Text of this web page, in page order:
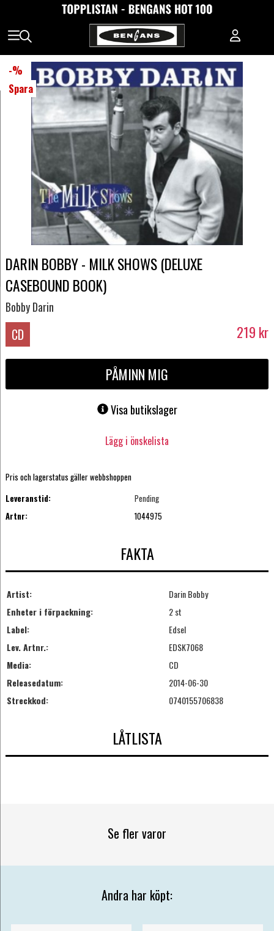
-%
Spara
DARIN BOBBY - MILK SHOWS (DELUXE
CASEBOUND BOOK)
Bobby Darin
CD 219 kr
PÅMINN MIG
Visa butikslager
Lägg i önskelista
Pris och lagerstatus gäller webbshoppen
Leveranstid:
Pending
Artnr:
1044975
FAKTA
Artist:
Darin Bobby
Enheter i förpackning:
2 st
Label:
Edsel
Lev. Artnr.:
EDSK7068
Media:
CD
Releasedatum:
2014-06-30
Streckkod:
0740155706838
LÅTLISTA
Se fler varor
Andra har köpt: